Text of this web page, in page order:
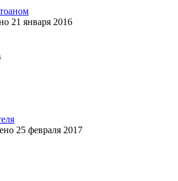
21 января 2016
25 февраля 2017